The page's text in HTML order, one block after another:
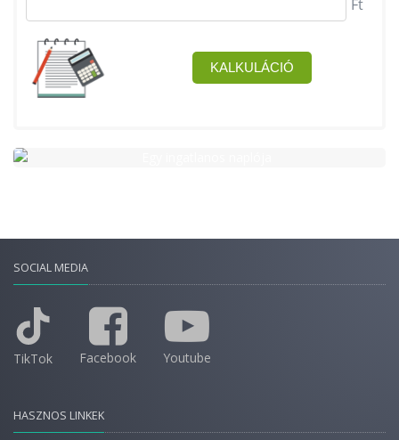
SOCIAL MEDIA
TikTok Facebook Youtube
HASZNOS LINKEK